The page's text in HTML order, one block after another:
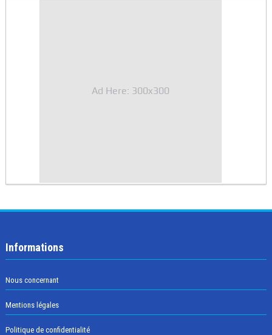
Ad Here: 300x300
Informations
Nous concernant
Mentions légales
Politique de confidentialité